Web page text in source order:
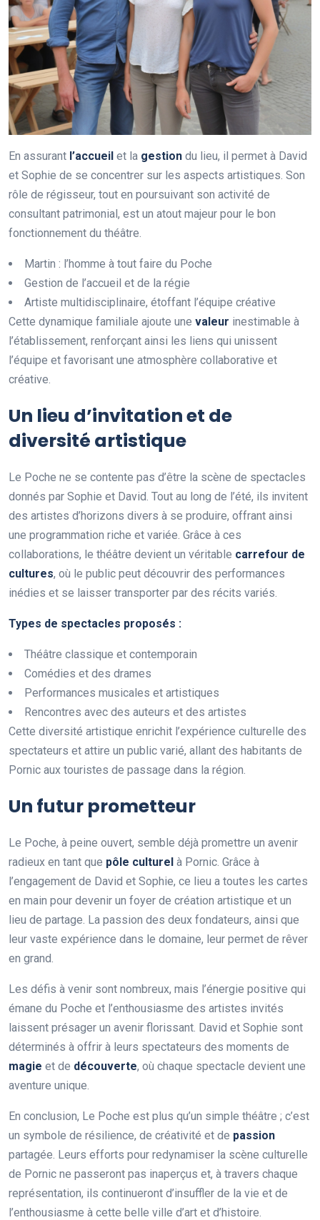
En assurant l’accueil et la gestion du lieu, il permet à David
et Sophie de se concentrer sur les aspects artistiques. Son
rôle de régisseur, tout en poursuivant son activité de
consultant patrimonial, est un atout majeur pour le bon
fonctionnement du théâtre.
Martin : l’homme à tout faire du Poche
Gestion de l’accueil et de la régie
Artiste multidisciplinaire, étoffant l’équipe créative
Cette dynamique familiale ajoute une valeur inestimable à
l’établissement, renforçant ainsi les liens qui unissent
l’équipe et favorisant une atmosphère collaborative et
créative.
Un lieu d’invitation et de
diversité artistique
Le Poche ne se contente pas d’être la scène de spectacles
donnés par Sophie et David. Tout au long de l’été, ils invitent
des artistes d’horizons divers à se produire, offrant ainsi
une programmation riche et variée. Grâce à ces
collaborations, le théâtre devient un véritable carrefour de
cultures, où le public peut découvrir des performances
inédies et se laisser transporter par des récits variés.
Types de spectacles proposés :
Théâtre classique et contemporain
Comédies et des drames
Performances musicales et artistiques
Rencontres avec des auteurs et des artistes
Cette diversité artistique enrichit l’expérience culturelle des
spectateurs et attire un public varié, allant des habitants de
Pornic aux touristes de passage dans la région.
Un futur prometteur
Le Poche, à peine ouvert, semble déjà promettre un avenir
radieux en tant que pôle culturel à Pornic. Grâce à
l’engagement de David et Sophie, ce lieu a toutes les cartes
en main pour devenir un foyer de création artistique et un
lieu de partage. La passion des deux fondateurs, ainsi que
leur vaste expérience dans le domaine, leur permet de rêver
en grand.
Les défis à venir sont nombreux, mais l’énergie positive qui
émane du Poche et l’enthousiasme des artistes invités
laissent présager un avenir florissant. David et Sophie sont
déterminés à offrir à leurs spectateurs des moments de
magie et de découverte, où chaque spectacle devient une
aventure unique.
En conclusion, Le Poche est plus qu’un simple théâtre ; c’est
un symbole de résilience, de créativité et de passion
partagée. Leurs efforts pour redynamiser la scène culturelle
de Pornic ne passeront pas inaperçus et, à travers chaque
représentation, ils continueront d’insuffler de la vie et de
l’enthousiasme à cette belle ville d’art et d’histoire.